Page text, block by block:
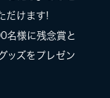
だけます!
名様に残念賞と
ッズをプレゼン